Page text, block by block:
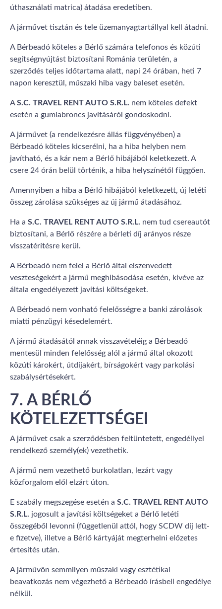
úthasználati matrica) átadása eredetiben.
A járművet tisztán és tele üzemanyagtartállyal kell átadni.
A Bérbeadó köteles a Bérlő számára telefonos és közúti
segítségnyújtást biztosítani Románia területén, a
szerződés teljes időtartama alatt, napi 24 órában, heti 7
napon keresztül, műszaki hiba vagy baleset esetén.
AS.C. TRAVEL RENT AUTO S.R.L. nem köteles defekt
esetén a gumiabroncs javításáról gondoskodni.
A járművet (a rendelkezésre állás függvényében) a
Bérbeadó köteles kicserélni, ha a hiba helyben nem
javítható, és a kár nem a Bérlő hibájából keletkezett. A
csere 24 órán belül történik, a hiba helyszínétől függően.
Amennyiben a hiba a Bérlő hibájából keletkezett, új letéti
összeg zárolása szükséges az új jármű átadásához.
Ha a S.C. TRAVEL RENT AUTO S.R.L. nem tud csereautót
biztosítani, a Bérlő részére a bérleti díj arányos része
visszatérítésre kerül.
A Bérbeadó nem felel a Bérlő által elszenvedett
veszteségekért a jármű meghibásodása esetén, kivéve az
általa engedélyezett javítási költségeket.
A Bérbeadó nem vonható felelősségre a banki zárolások
miatti pénzügyi késedelemért.
A jármű átadásától annak visszavételéig a Bérbeadó
mentesül minden felelősség alól a jármű által okozott
közúti károkért, útdíjakért, bírságokért vagy parkolási
szabálysértésekért.
7. A BÉRLŐ
KÖTELEZETTSÉGEI
A járművet csak a szerződésben feltüntetett, engedéllyel
rendelkező személy(ek) vezethetik.
A jármű nem vezethető burkolatlan, lezárt vagy
közforgalom elől elzárt úton.
E szabály megszegése esetén a S.C. TRAVEL RENT AUTO
S.R.L. jogosult a javítási költségeket a Bérlő letéti
összegéből levonni (függetlenül attól, hogy SCDW díj lett-
e fizetve), illetve a Bérlő kártyáját megterhelni előzetes
értesítés után.
A járművön semmilyen műszaki vagy esztétikai
beavatkozás nem végezhető a Bérbeadó írásbeli engedélye
nélkül.